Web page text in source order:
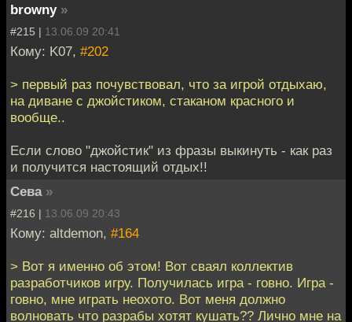
browny »
#215 | 13.06.09 20:41
Кому: K07, #202
> первый раз почувствовал, что за игрой отдыхаю,
на диване с джойстиком, стаканом красного и
вообще..
Если слово "джойстик" из фразы выкинуть - как раз
и получится настоящий отдых!!
Сева »
#216 | 13.06.09 20:43
Кому: altdemon, #164
> Вот я именно об этом! Вот сваял коллектив
разработчиков игру. Получилась игра - говно. Игра -
говно, мне играть неохото. Вот меня должно
волновать что разрабы хотят кушать?? Лично мне на